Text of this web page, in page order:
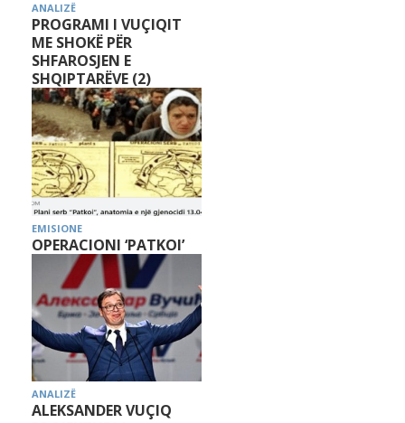
ANALIZË
PROGRAMI I VUÇIQIT
ME SHOKË PËR
SHFAROSJEN E
SHQIPTARËVE (2)
EMISIONE
OPERACIONI ‘PATKOI’
ANALIZË
ALEKSANDER VUÇIQ